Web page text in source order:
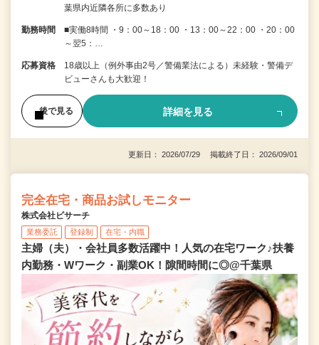
葉県内近隣各所に多数あり
勤務時間
■実働8時間 ・9：00～18：00 ・13：00～22：00 ・20：00
～翌5：…
応募資格
18歳以上（例外事由2号／警備業法による）未経験・警備デ
ビューさんも大歓迎！
後で見る 詳細を見る
更新日： 2026/07/29 掲載終了日： 2026/09/01
完全在宅・商品お試しモニター
株式会社ビサーチ
業務委託 登録制 在宅・内職
主婦（夫）・会社員多数活躍中！人気の在宅ワーク♪扶養
内勤務・Wワーク・副業OK！隙間時間に◎@千葉県